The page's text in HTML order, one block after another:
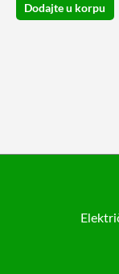
Dodajte u korpu